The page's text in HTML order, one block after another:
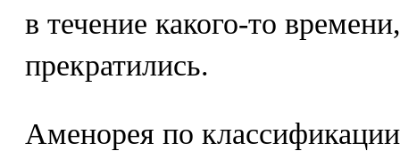
в течение какого-то
прекратились.
Аменорея по